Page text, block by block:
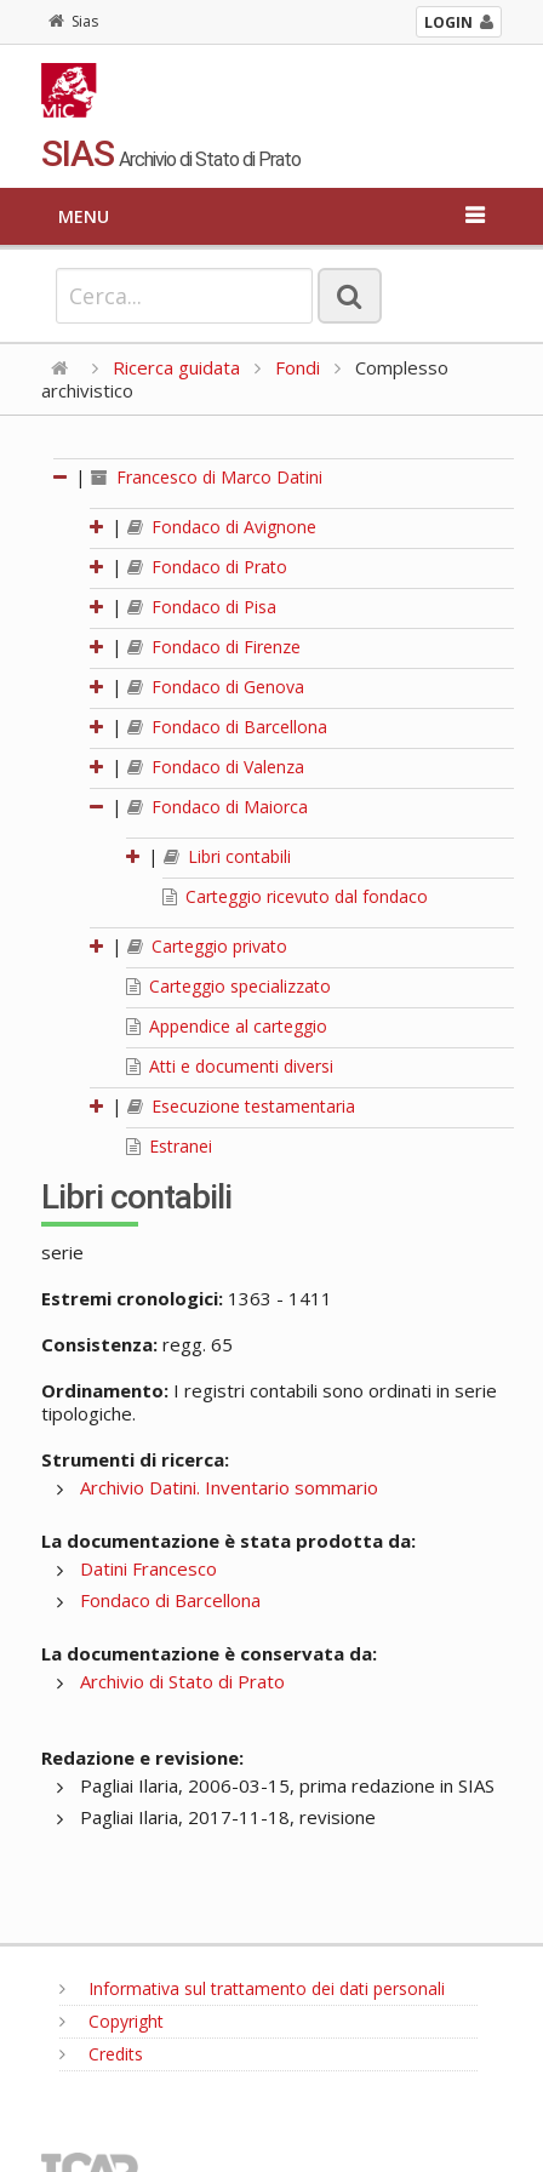
Sias LOGIN
SIAS Archivio di Stato di Prato
MENU
Ricerca guidata Fondi
Complesso
archivistico
| Francesco di Marco Datini
|
Fondaco di Avignone
|
Fondaco di Prato
|
Fondaco di Pisa
|
Fondaco di Firenze
|
Fondaco di Genova
|
Fondaco di Barcellona
|
Fondaco di Valenza
|
Fondaco di Maiorca
|
Libri contabili
Carteggio ricevuto dal fondaco
|
Carteggio privato
Carteggio specializzato
Appendice al carteggio
Atti e documenti diversi
|
Esecuzione testamentaria
Estranei
Libri contabili
serie
Estremi cronologici:1363 - 1411
Consistenza:regg. 65
Ordinamento:I registri contabili sono ordinati in serie
tipologiche.
Strumenti di ricerca:
Archivio Datini. Inventario sommario
La documentazione è stata prodotta da:
Datini Francesco
Fondaco di Barcellona
La documentazione è conservata da:
Archivio di Stato di Prato
Redazione e revisione:
Pagliai Ilaria, 2006-03-15, prima redazione in SIAS
Pagliai Ilaria, 2017-11-18, revisione
Informativa sul trattamento dei dati personali
Copyright
Credits